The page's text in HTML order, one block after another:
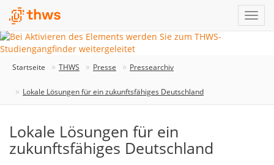
Startseite THWS Presse Pressearchiv
Lokale Lösungen für ein zukunftsfähiges Deutschland
Lokale Lösungen für ein
zukunftsfähiges Deutschland